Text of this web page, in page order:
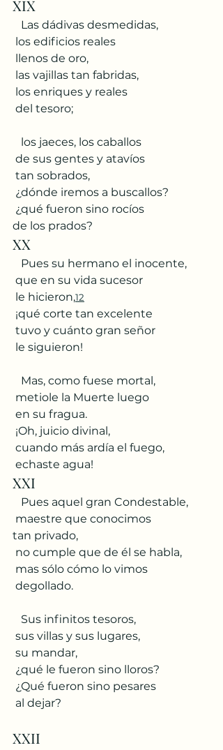
XIX
Las dádivas desmedidas,
los edificios reales
llenos de oro,
las vajillas tan fabridas,
los enriques y reales
del tesoro;
los jaeces, los caballos
de sus gentes y atavíos
tan sobrados,
¿dónde iremos a buscallos?
¿qué fueron sino rocíos
de los prados?
XX
Pues su hermano el inocente,
que en su vida sucesor
le hicieron,12
¡qué corte tan excelente
tuvo y cuánto gran señor
le siguieron!
Mas, como fuese mortal,
metiole la Muerte luego
en su fragua.
¡Oh, juicio divinal,
cuando más ardía el fuego,
echaste agua!
XXI
Pues aquel gran Condestable,
maestre que conocimos
tan privado,
no cumple que de él se habla,
mas sólo cómo lo vimos
degollado.
Sus infinitos tesoros,
sus villas y sus lugares,
su mandar,
¿qué le fueron sino lloros?
¿Qué fueron sino pesares
al dejar?
XXII